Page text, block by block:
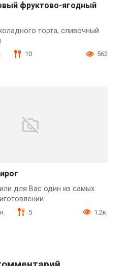
фруктово-ягодный
торта, сливочный
10 562
для Вас один из самых
5 1.2к.